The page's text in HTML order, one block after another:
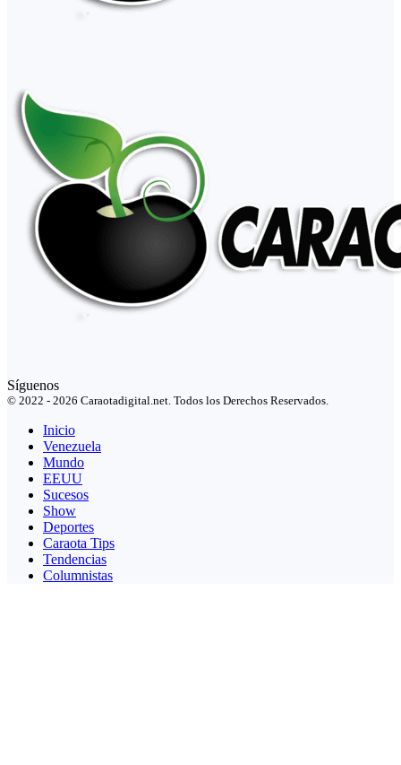
Síguenos
© 2022 - 2026 Caraotadigital.net. Todos los Derechos Reservados.
Inicio
Venezuela
Mundo
EEUU
Sucesos
Show
Deportes
Caraota Tips
Tendencias
Columnistas